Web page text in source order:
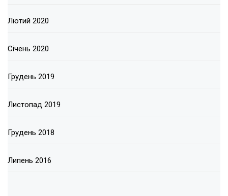
Лютий 2020
Січень 2020
Грудень 2019
Листопад 2019
Грудень 2018
Липень 2016